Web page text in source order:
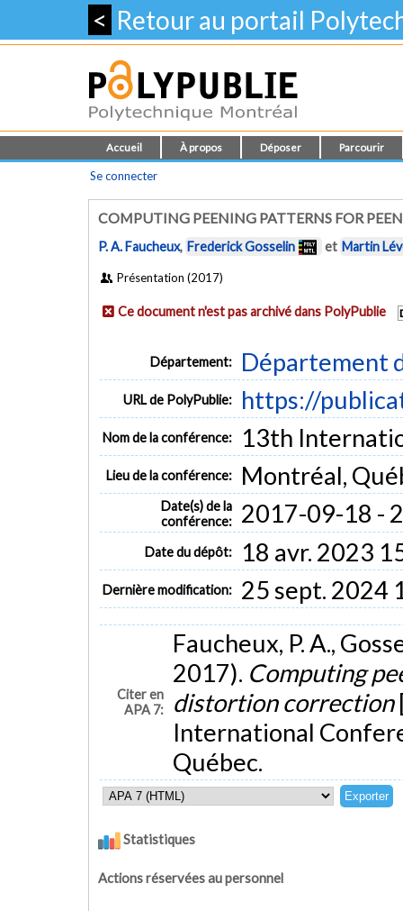
< Retour au portail
Accueil À propos Déposer Parcourir
Se connecter
COMPUTING PEENING PATTERNS FOR
P. A. Faucheux, Frederick Gosselin et Martin
Présentation (2017)
Ce document n'est pas archivé dans PolyPublie
Département: Département
URL de PolyPublie: https://
Nom de la conférence: 13th
Lieu de la conférence: Montréal,
Date(s) de la
conférence:
2017-09-18 -
Date du dépôt: 18 avr. 2023
Dernière modification: 25 sept. 2024
Citer en
APA 7:
Faucheux, P. A.,
2017). Computing
distortion correction
International
Québec.
Statistiques
Actions réservées au personnel